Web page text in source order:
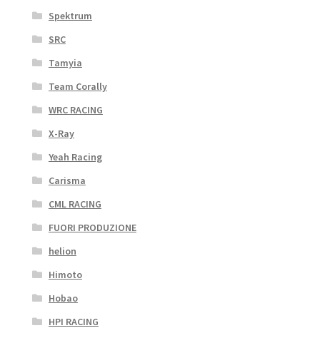
Spektrum
SRC
Tamyia
Team Corally
WRC RACING
X-Ray
Yeah Racing
Carisma
CML RACING
FUORI PRODUZIONE
helion
Himoto
Hobao
HPI RACING